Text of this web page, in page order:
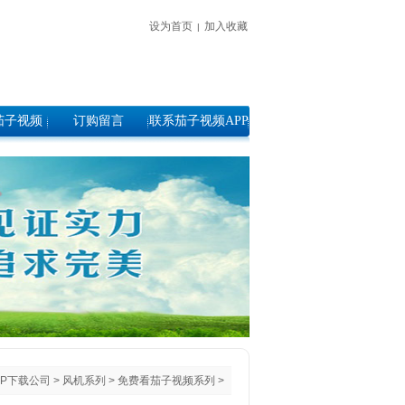
设为首页 | 加入收藏
子视频 订购留言 联系茄子视频APP
下载公司 > 风机系列 > 免费看茄子视频系列 >